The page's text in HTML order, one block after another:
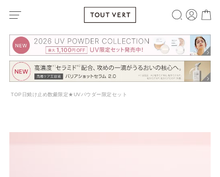
TOP 日焼け止め数量限定★UVパウダー限定セット